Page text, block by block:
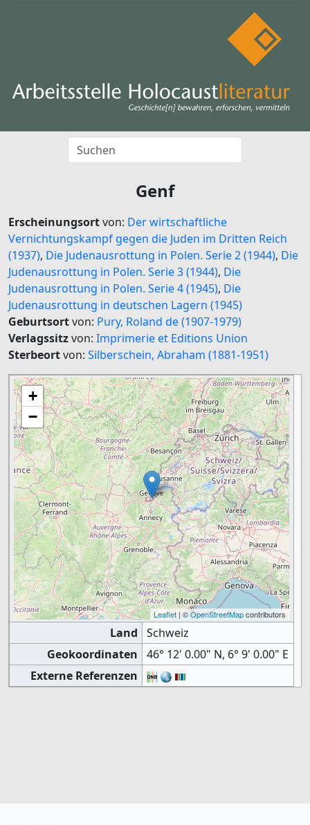
Genf
Erscheinungsortvon: Der wirtschaftliche
Vernichtungskampf gegen die Juden im Dritten Reich
(1937), Die Judenausrottung in Polen. Serie 2 (1944), Die
Judenausrottung in Polen. Serie 3 (1944), Die
Judenausrottung in Polen. Serie 4 (1945), Die
Judenausrottung in deutschen Lagern (1945)
Geburtsortvon: Pury, Roland de (1907-1979)
Verlagssitzvon: Imprimerie et Editions Union
Sterbeortvon: Silberschein, Abraham (1881-1951)
+
−
Leaflet| ©OpenStreetMapcontributors
Land
Schweiz
Geokoordinaten
46° 12' 0.00" N, 6° 9' 0.00" E
Externe Referenzen